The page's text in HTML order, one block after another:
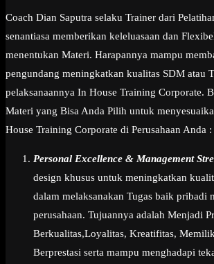
Coach Dian Saputra selaku Trainer dari
senantiasa memberikan keleluasaan dan
menentukan Materi. Harapannya mampu
pengundang meningkatkan kualitas SDM atau
pelaksanaannya In House Training Corporate.
Materi yang Bisa Anda Pilih untuk
House Training Corporate di Perusahaan Anda :
Personal Excellence & Management
design khusus untuk meningkatkan
dalam melaksanakan Tugas baik pribadi
perusahaan. Tujuannya adalah Menjadi
Berkualitas,Loyalitas, Kreatifitas,
Berprestasi serta mampu menghadapi